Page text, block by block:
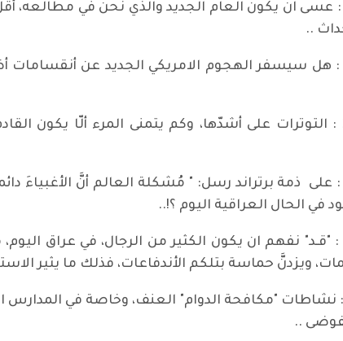
+ 2020.1.2 : عسى ان يكون العام الجديد والذي نحن في
..
+ 2020.1.3 : هل سيسفر الهجوم الامريكي الجديد عن
+ 2020.1.4 : التوترات على أشدّها، وكم يتمنى المرء ألّا
+ 2020.1.5 : على ذمة برتراند رسل: " مُشكلة العالم أنَّ
في الحال العراقية اليوم ؟!..
+ 2020.1.6 : "قـد" نفهم ان يكون الكثير من الرجال، في
ويزدنَّ حماسة بتلكم الأندفاعات، فذلك ما يثير
+ 2020.1.7 : نشاطات "مكافحة الدوام" العنف، وخاصة في
..